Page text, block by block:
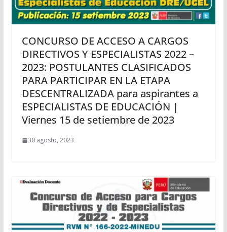
CONCURSO DE ACCESO A CARGOS
DIRECTIVOS Y ESPECIALISTAS 2022 –
2023: POSTULANTES CLASIFICADOS
PARA PARTICIPAR EN LA ETAPA
DESCENTRALIZADA para aspirantes a
ESPECIALISTAS DE EDUCACIÓN |
Viernes 15 de setiembre de 2023
30 agosto, 2023